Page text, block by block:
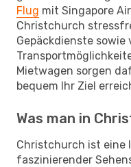
Flug mit Singapore
Christchurch
Gepäckdienste sowie
Mietwagen sorgen
bequem Ihr Ziel
Was man in
Christchurch ist eine
faszinierender